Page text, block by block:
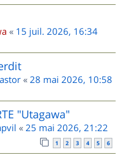
« 15 juil. 2026, 16:34
« 28 mai 2026, 10:58
"Utagawa"
« 25 mai 2026, 21:22
1 2 3 4 5 6